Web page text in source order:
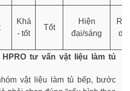
Khá
- tốt
Tốt
Hiện
đại/sáng
Rất
dễ
tư vấn vật liệu làm tủ
vật liệu làm tủ bếp, bước